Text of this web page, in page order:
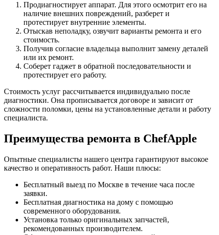
Продиагностирует аппарат. Для этого осмотрит его на
наличие внешних повреждений, разберет и
протестирует внутренние элементы.
Отыскав неполадку, озвучит варианты ремонта и его
стоимость.
Получив согласие владельца выполнит замену деталей
или их ремонт.
Соберет гаджет в обратной последовательности и
протестирует его работу.
Стоимость услуг рассчитывается индивидуально после
диагностики. Она прописывается договоре и зависит от
сложности поломки, цены на установленные детали и работу
специалиста.
Преимущества ремонта в ChefApple
Опытные специалисты нашего центра гарантируют высокое
качество и оперативность работ. Наши плюсы:
Бесплатный выезд по Москве в течение часа после
заявки.
Бесплатная диагностика на дому с помощью
современного оборудования.
Установка только оригинальных запчастей,
рекомендованных производителем.